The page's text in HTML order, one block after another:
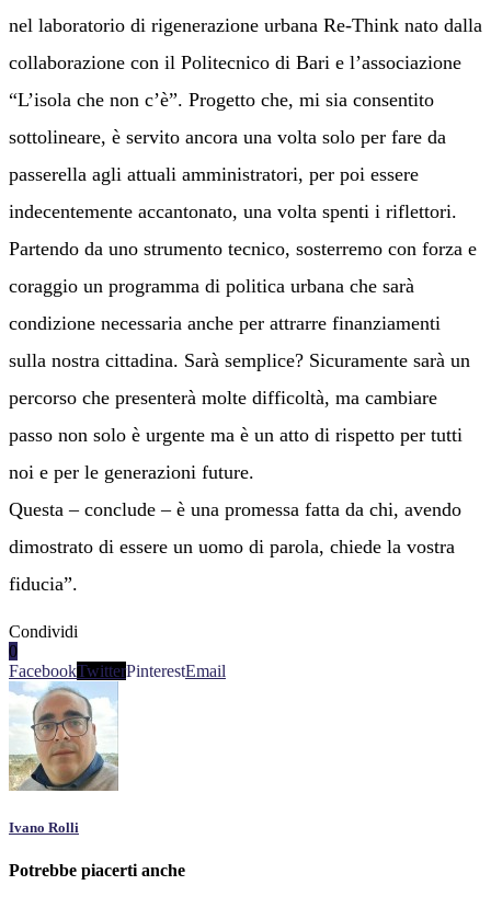
nel laboratorio di rigenerazione urbana Re-Think nato dalla
collaborazione con il Politecnico di Bari e l’associazione
“L’isola che non c’è”. Progetto che, mi sia consentito
sottolineare, è servito ancora una volta solo per fare da
passerella agli attuali amministratori, per poi essere
indecentemente accantonato, una volta spenti i riflettori.
Partendo da uno strumento tecnico, sosterremo con forza e
coraggio un programma di politica urbana che sarà
condizione necessaria anche per attrarre finanziamenti
sulla nostra cittadina. Sarà semplice? Sicuramente sarà un
percorso che presenterà molte difficoltà, ma cambiare
passo non solo è urgente ma è un atto di rispetto per tutti
noi e per le generazioni future.
Questa – conclude – è una promessa fatta da chi, avendo
dimostrato di essere un uomo di parola, chiede la vostra
fiducia”.
Condividi
0
FacebookTwitterPinterestEmail
Ivano Rolli
Potrebbe piacerti anche